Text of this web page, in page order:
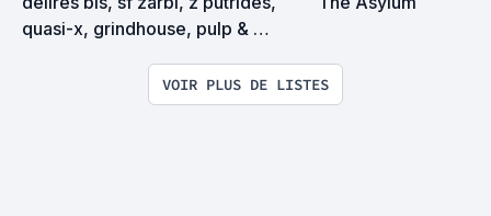
quasi-x, grindhouse, pulp &
VOIR PLUS DE LISTES